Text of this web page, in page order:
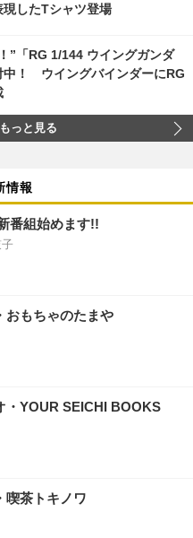
したTシャツ登場
”「RG 1/144 ウイングガンダ
中！ ウイングバインダーにRG
っと見る
情報
番組始めます!!
おもちゃのたまや
・YOUR SEICHI BOOKS
喫茶トキノワ